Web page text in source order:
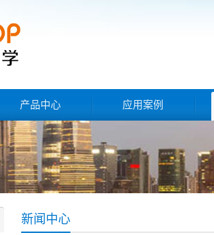
产品中心 应用案例
新闻中心